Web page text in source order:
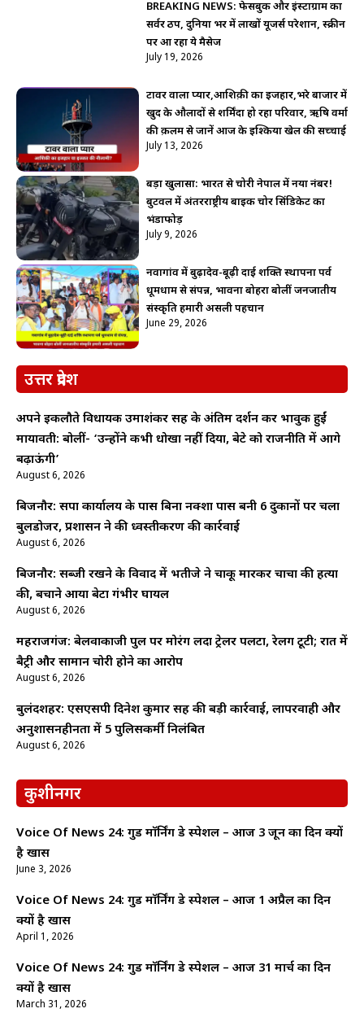
BREAKING NEWS: फेसबुक और इंस्टाग्राम का
सर्वर ठप, दुनिया भर में लाखों यूजर्स परेशान, स्क्रीन
पर आ रहा ये मैसेज
July 19, 2026
टावर वाला प्यार,आशिक़ी का इजहार,भरे बाजार में
खुद के औलादों से शर्मिंदा हो रहा परिवार, ऋषि वर्मा
की क़लम से जानें आज के इश्किया खेल की सच्चाई
July 13, 2026
बड़ा खुलासा: भारत से चोरी नेपाल में नया नंबर!
बुटवल में अंतरराष्ट्रीय बाइक चोर सिंडिकेट का
भंडाफोड़
July 9, 2026
नवागांव में बुढ़ादेव-बूढ़ी दाई शक्ति स्थापना पर्व
धूमधाम से संपन्न, भावना बोहरा बोलीं जनजातीय
संस्कृति हमारी असली पहचान
June 29, 2026
उत्तर प्रदेश
अपने इकलौते विधायक उमाशंकर सिंह के अंतिम दर्शन कर भावुक हुईं
मायावती: बोलीं- ‘उन्होंने कभी धोखा नहीं दिया, बेटे को राजनीति में आगे
बढ़ाऊंगी’
August 6, 2026
बिजनौर: सपा कार्यालय के पास बिना नक्शा पास बनी 6 दुकानों पर चला
बुलडोजर, प्रशासन ने की ध्वस्तीकरण की कार्रवाई
August 6, 2026
बिजनौर: सब्जी रखने के विवाद में भतीजे ने चाकू मारकर चाचा की हत्या
की, बचाने आया बेटा गंभीर घायल
August 6, 2026
महराजगंज: बेलवाकाजी पुल पर मोरंग लदा ट्रेलर पलटा, रेलिंग टूटी; रात में
बैट्री और सामान चोरी होने का आरोप
August 6, 2026
बुलंदशहर: एसएसपी दिनेश कुमार सिंह की बड़ी कार्रवाई, लापरवाही और
अनुशासनहीनता में 5 पुलिसकर्मी निलंबित
August 6, 2026
कुशीनगर
Voice Of News 24: गुड माॅर्निंग डे स्पेशल – आज 3 जून का दिन क्यों
है खास
June 3, 2026
Voice Of News 24: गुड माॅर्निंग डे स्पेशल – आज 1 अप्रैल का दिन
क्यों है खास
April 1, 2026
Voice Of News 24: गुड माॅर्निंग डे स्पेशल – आज 31 मार्च का दिन
क्यों है खास
March 31, 2026